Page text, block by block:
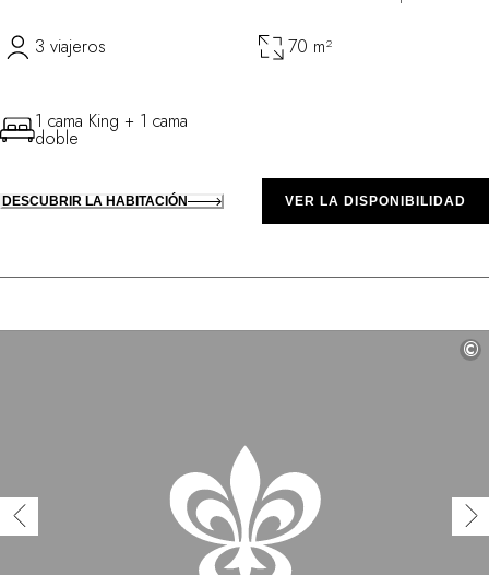
3 viajeros 70 m²
1 cama King + 1 cama
doble
DESCUBRIR LA HABITACIÓN VER LA DISPONIBILIDAD
©